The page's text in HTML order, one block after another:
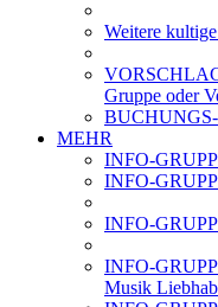
Weitere
Gruppe oder
MEHR
INFO-
INFO-
INFO-
INFO-
Musik